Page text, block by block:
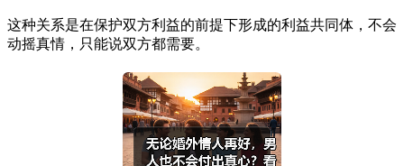
这种关系是在保护双方利益的前提下形成的利益共同体，不会
动摇真情，只能说双方都需要。